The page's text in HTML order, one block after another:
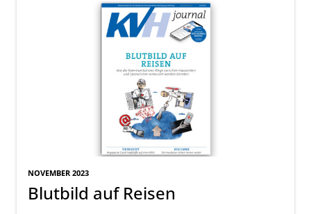
NOVEMBER 2023
Blutbild auf Reisen